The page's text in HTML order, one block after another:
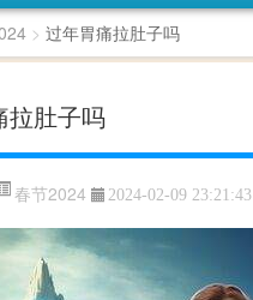
> 过年胃痛拉肚子吗
拉肚子吗
春节2024 2024-02-09 23:21:43